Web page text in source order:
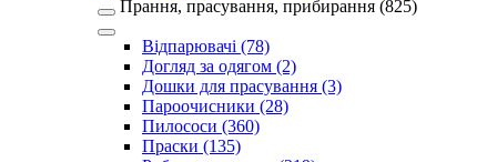
Прання, прасування, прибирання (825)
Відпарювачі (78)
Догляд за одягом (2)
Дошки для прасування (3)
Пароочисники (28)
Пилососи (360)
Праски (135)